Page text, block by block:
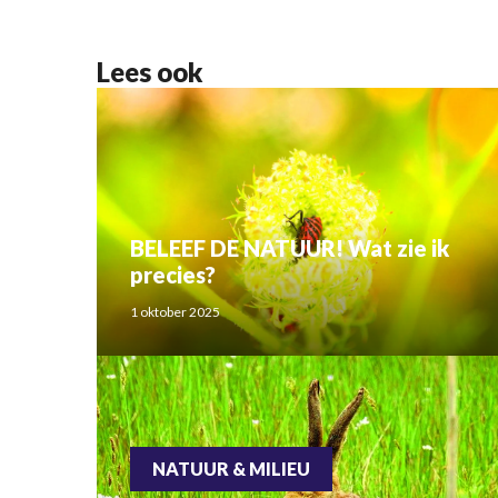
Lees ook
BELEEF DE NATUUR! Wat zie ik
precies?
1 oktober 2025
NATUUR & MILIEU